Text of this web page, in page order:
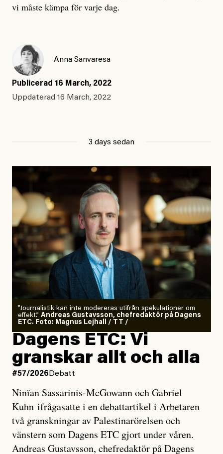
vi måste kämpa för varje dag.
Anna Sanvaresa
Publicerad 16 March, 2022
Uppdaterad 16 March, 2022
3 days sedan
”Journalistik kan inte modereras utifrån spekulationer om
effekt.” Andreas Gustavsson, chefredaktör på Dagens
ETC. Foto: Magnus Lejhall / TT /
Dagens ETC: Vi
granskar allt och alla
#57/2026 Debatt
Ninïan Sassarinis-McGowann och Gabriel
Kuhn ifrågasatte i en debattartikel i Arbetaren
två granskningar av Palestinarörelsen och
vänstern som Dagens ETC gjort under våren.
Andreas Gustavsson, chefredaktör på Dagens